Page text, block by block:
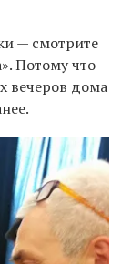
— смотрите
Потому что
вечеров дома